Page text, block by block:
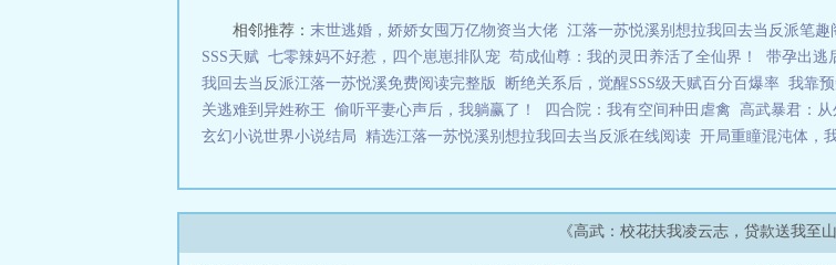
相邻推荐： 末世逃婚，娇娇女囤万亿物资当大佬 江落一苏悦溪别想拉我回去当反派笔趣
SSS天赋 七零辣妈不好惹，四个崽崽排队宠 苟成仙尊：我的灵田养活了全仙界！ 带孕出逃
我回去当反派江落一苏悦溪免费阅读完整版
断绝关系后，觉醒SSS级天赋百分百爆率 我靠
关逃难到异姓称王
偷听平妻心声后，我躺赢了！ 四合院：我有空间种田虐禽 高武暴君：
玄幻小说世界小说结局 精选江落一苏悦溪别想拉我回去当反派在线阅读 开局重瞳混沌体，
《高武：校花扶我凌云志，贷款送我至